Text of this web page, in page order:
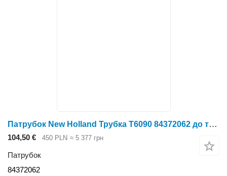
Патрубок New Holland Трубка T6090 84372062 до трактора колісного New Holland T6090
104,50 € 450 PLN ≈ 5 377 грн
Патрубок
84372062